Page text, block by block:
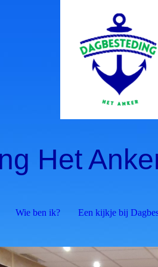
Het
Wie ben ik? Een kijkje bij